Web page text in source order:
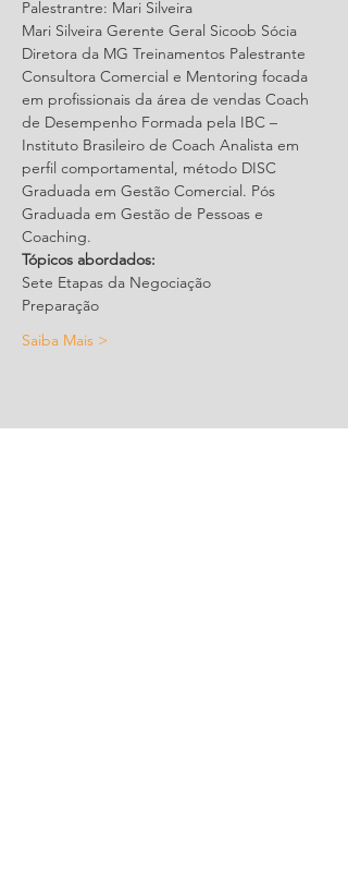
Palestrantre: Mari Silveira
Mari Silveira Gerente Geral Sicoob Sócia
Diretora da MG Treinamentos Palestrante
Consultora Comercial e Mentoring focada
em profissionais da área de vendas Coach
de Desempenho Formada pela IBC –
Instituto Brasileiro de Coach Analista em
perfil comportamental, método DISC
Graduada em Gestão Comercial. Pós
Graduada em Gestão de Pessoas e
Coaching.
Tópicos abordados:
Sete Etapas da Negociação
Preparação
Saiba Mais >